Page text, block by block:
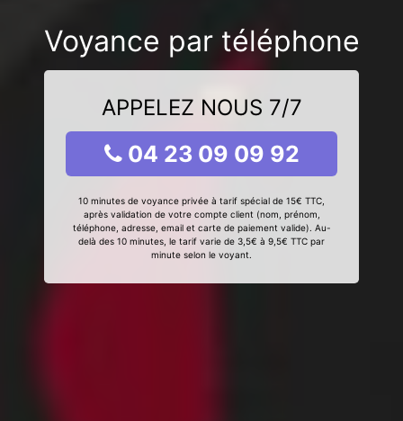
Voyance par téléphone
APPELEZ NOUS 7/7
04 23 09 09 92
10 minutes de voyance privée à tarif spécial de 15€ TTC,
après validation de votre compte client (nom, prénom,
téléphone, adresse, email et carte de paiement valide). Au-
delà des 10 minutes, le tarif varie de 3,5€ à 9,5€ TTC par
minute selon le voyant.